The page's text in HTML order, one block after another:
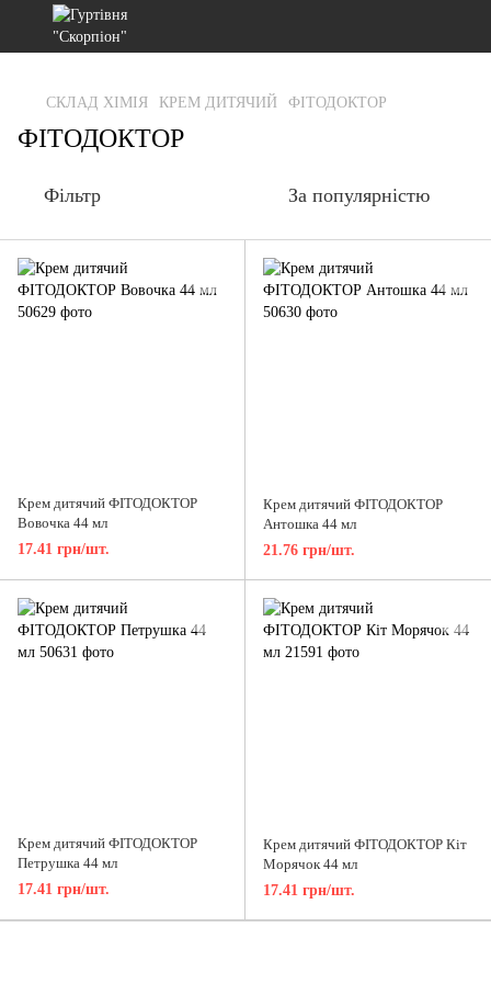
gtag('js', new Date()); gtag('config', 'G-RFXCKGNRF7');
СКЛАД ХІМІЯ КРЕМ ДИТЯЧИЙ ФІТОДОКТОР
ФІТОДОКТОР
Фільтр За популярністю
Крем дитячий ФІТОДОКТОР
Вовочка 44 мл
17.41 грн/шт.
Крем дитячий ФІТОДОКТОР
Антошка 44 мл
21.76 грн/шт.
Крем дитячий ФІТОДОКТОР
Петрушка 44 мл
17.41 грн/шт.
Крем дитячий ФІТОДОКТОР Кіт
Морячок 44 мл
17.41 грн/шт.